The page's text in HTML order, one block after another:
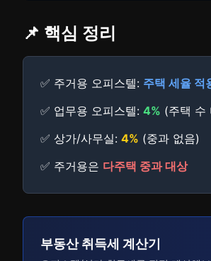
📌 핵심 정리
✅ 주거용 오피스텔: 주택 세율 적
✅ 업무용 오피스텔: 4% (주택 수
✅ 상가/사무실: 4% (중과 없음)
✅ 주거용은 다주택 중과 대상
부동산 취득세 계산기